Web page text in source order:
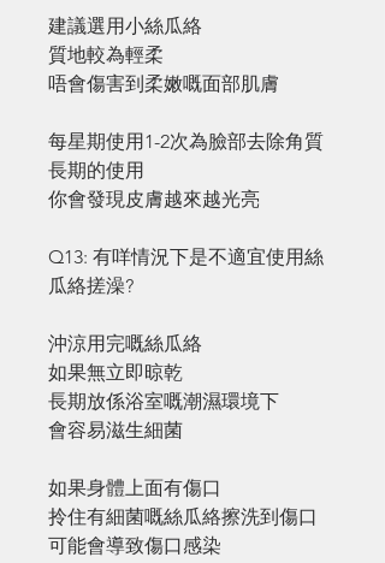
建議選用小絲瓜絡
質地較為輕柔
唔會傷害到柔嫩嘅面部肌膚
每星期使用1-2次為臉部去除角質
長期的使用
你會發現皮膚越來越光亮
Q13: 有咩情況下是不適宜使用絲
瓜絡搓澡?
沖涼用完嘅絲瓜絡
如果無立即晾乾
長期放係浴室嘅潮濕環境下
會容易滋生細菌
如果身體上面有傷口
拎住有細菌嘅絲瓜絡擦洗到傷口
可能會導致傷口感染